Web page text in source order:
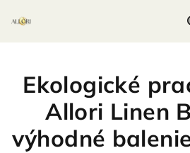
Ekologické
Allori Linen
výhodné